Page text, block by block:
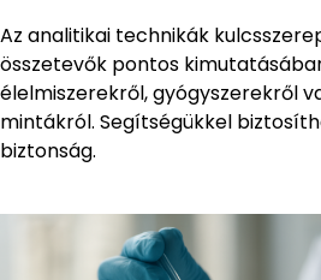
Az analitikai technikák
összetevők pontos
élelmiszerekről, gyógyszerekről
mintákról. Segítségükkel
biztonság.